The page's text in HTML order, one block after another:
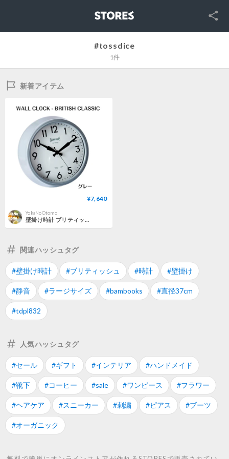
SNS
#tossdice
1件
新着アイテム
¥7,640
YokaNoOtomo
壁掛け時計 ブリティッシュ TOSSDICE
関連ハッシュタグ
#壁掛け時計 #ブリティッシュ #時計 #壁掛け
#静音 #ラージサイズ #bambooks #直径37cm
#tdpl832
人気ハッシュタグ
#セール #ギフト #インテリア #ハンドメイド
#靴下 #コーヒー #sale #ワンピース #フラワー
#ヘアケア #スニーカー #刺繍 #ピアス #ブーツ
#オーガニック